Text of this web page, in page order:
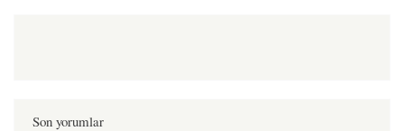
Son yorumlar